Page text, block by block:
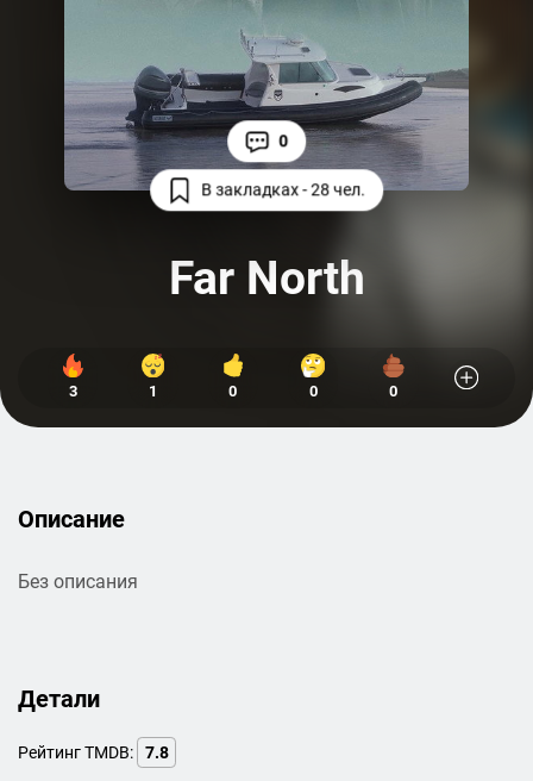
В закладках - 28 чел.
0
Far North
3 1 0 0 0
Описание
Без описания
Детали
Рейтинг TMDB: 7.8